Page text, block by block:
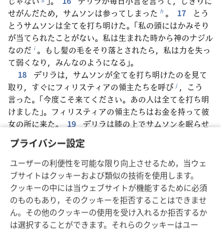
プライバシー設定
ユーザーの利便性を可能な限り向上させるため，当ウェ
ブサイトはクッキーおよび類似の技術を使用します。
クッキーの中には当ウェブサイトが機能するために必須
のものもあり，そのクッキーを拒否することはできませ
ん。その他のクッキーの使用を受け入れるか拒否するか
は選択することができます。それらのクッキーはユー
せがんだため，サムソンは参ってしまった h 。 17
とう
とうサムソンは全てを打ち明けた。「私の頭にはかみそり
が当てられたことがない。私は生まれた時から神のナジル
なのだ i 。もし髪の毛をそり落とされたら，私は力を失っ
て弱くなり，みんなのようになる」。
18
デリラは，サムソンが全てを打ち明けたのを見て
取り，すぐにフィリスティアの領主たちを呼び j ，こう
言った。「今度こそ来てください。あの人は全てを打ち明
けました」。フィリスティアの領主たちはお金を持って彼
女の所に来た。 19デリラは膝の上でサムソンを眠らせ
た。そして人を呼んで，7つに編んだ彼の髪をそり落とさ
せた。その後，サムソンを制することができるようになっ
た。サムソンは力を失っていったのである。 20
デリラ
は叫んだ。「サムソン，フィリスティア人が来たわ！」 サ
ムソンは眠りから覚めて，「これまでのように出ていって
k 振りほどこう」と言った。エホバが自分から離れたこと
を知らなかった。 21フィリスティア人は彼を捕まえて
両目をえぐり取り，ガザに連れていって銅の足かせ2つを